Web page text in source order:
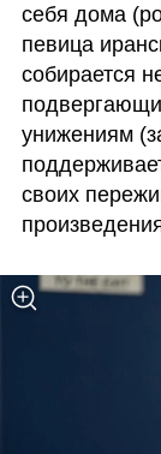
себя дома
певица
собирается
унижениям
своих